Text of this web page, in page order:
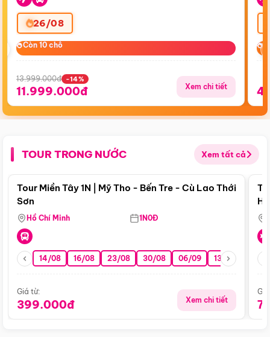
26/08
Còn 10 chỗ
Còn 10 chỗ
13.999.000đ -14%
11.999.000đ Xem chi tiết
TOUR TRONG NƯỚC Xem tất cả
Điểm nổi bật
Tour Miền Tây 1N | Mỹ Tho - Bến Tre - Cù Lao Thới
Sơn
Hồ Chí Minh 1N0Đ
14/08 16/08 23/08 30/08 06/09 13/09 20/09
Giá từ:
399.000đ Xem chi tiết